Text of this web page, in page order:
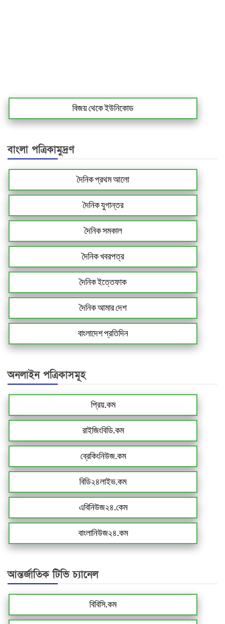
বিজয় থেকে ইউনিকোড
বাংলা পত্রিকামুদ্রণ
দৈনিক প্রথম আলো
দৈনিক যুগান্তর
দৈনিক সমকাল
দৈনিক খবরপত্র
দৈনিক ইত্তেফাক
দৈনিক আমার দেশ
বাংলাদেশ প্রতিদিন
অনলাইন পত্রিকাসমূহ
প্রিয়.কম
রাইজিংবিডি.কম
ব্রেকিংনিউজ.কম
বিডি২৪লাইভ.কম
এবিনিউজ২৪.কেম
বাংলানিউজ২৪.কম
আন্তর্জাতিক টিভি চ্যানেল
বিবিসি.কম